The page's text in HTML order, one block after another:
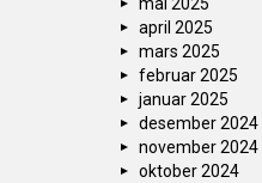
mai 2025
april 2025
mars 2025
februar 2025
januar 2025
desember 2024
november 2024
oktober 2024